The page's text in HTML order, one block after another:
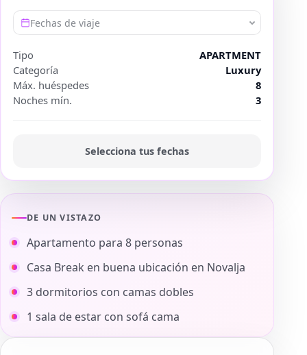
DE UN VISTAZO
Apartamento para 8 personas
Casa Break en buena ubicación en Novalja
3 dormitorios con camas dobles
1 sala de estar con sofá cama
Fechas de viaje
Tipo
APARTMENT
Categoría
Luxury
Máx. huéspedes
8
Noches mín.
3
Selecciona tus fechas